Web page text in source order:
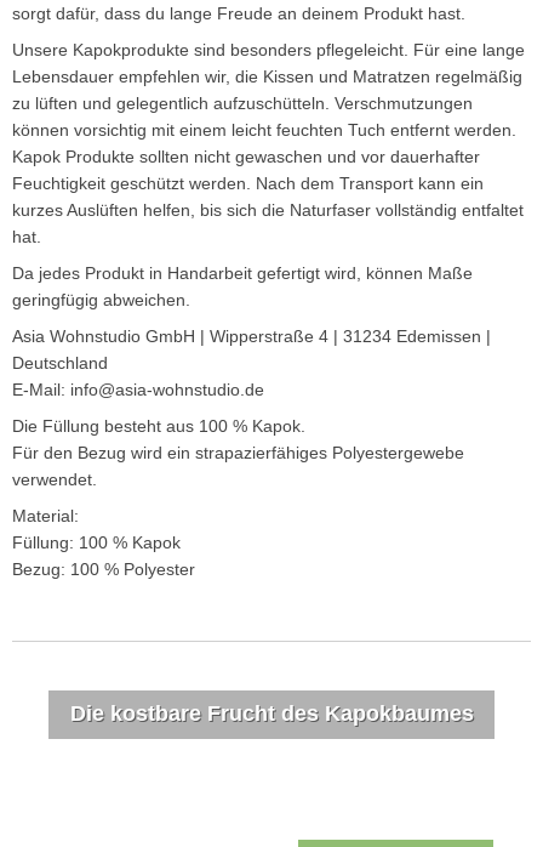
sorgt dafür, dass du lange Freude an deinem Produkt hast.
Unsere Kapokprodukte sind besonders pflegeleicht. Für eine lange
Lebensdauer empfehlen wir, die Kissen und Matratzen regelmäßig
zu lüften und gelegentlich aufzuschütteln. Verschmutzungen
können vorsichtig mit einem leicht feuchten Tuch entfernt werden.
Kapok Produkte sollten nicht gewaschen und vor dauerhafter
Feuchtigkeit geschützt werden. Nach dem Transport kann ein
kurzes Auslüften helfen, bis sich die Naturfaser vollständig entfaltet
hat.
Da jedes Produkt in Handarbeit gefertigt wird, können Maße
geringfügig abweichen.
Asia Wohnstudio GmbH | Wipperstraße 4 | 31234 Edemissen |
Deutschland
E-Mail: info@asia-wohnstudio.de
Die Füllung besteht aus 100 % Kapok.
Für den Bezug wird ein strapazierfähiges Polyestergewebe
verwendet.
Material:
Füllung: 100 % Kapok
Bezug: 100 % Polyester
Die kostbare Frucht des Kapokbaumes